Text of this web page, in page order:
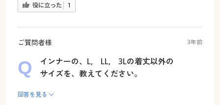
役に立った 1
ご質問者様 3年前
インナーの、L, LL, 3Lの着丈以外の
サイズを、教えてください。
回答を見る